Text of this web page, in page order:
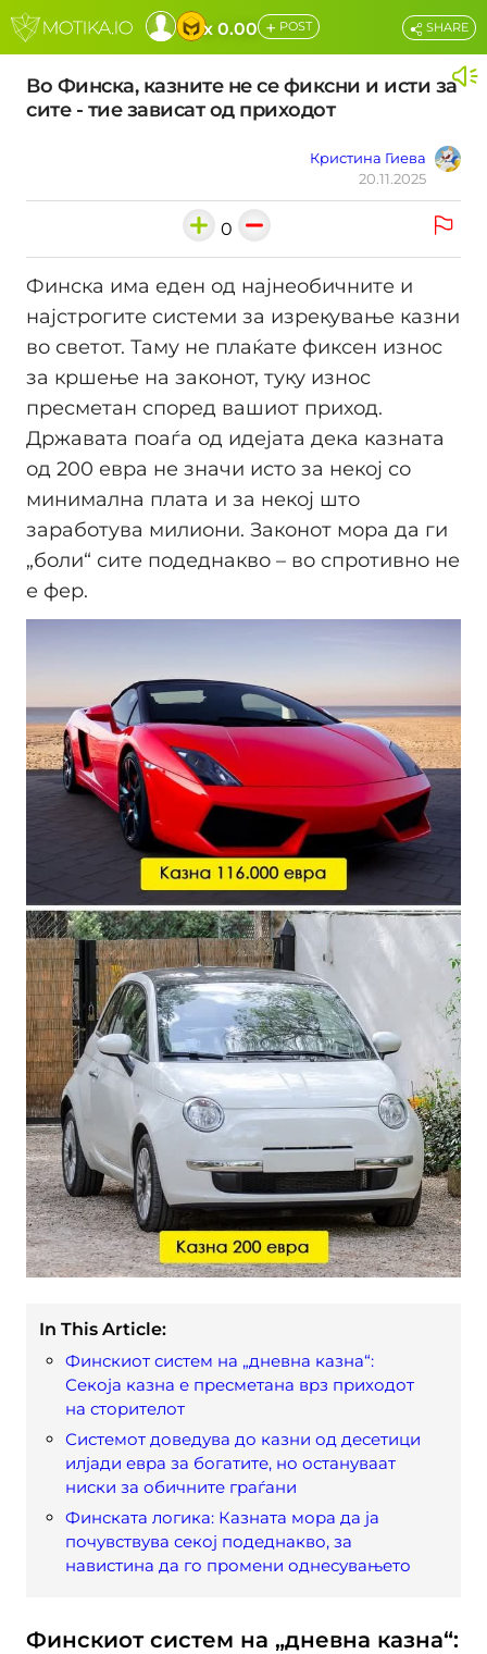
x 0.00 + POST
Во Финска, казните не се фиксни и исти за
сите - тие зависат од приходот
Кристина Гиева
20.11.2025
SHARE
0
Финска има еден од најнеобичните и
најстрогите системи за изрекување казни
во светот. Таму не плаќате фиксен износ
за кршење на законот, туку износ
пресметан според вашиот приход.
Државата поаѓа од идејата дека казната
од 200 евра не значи исто за некој со
минимална плата и за некој што
заработува милиони. Законот мора да ги
„боли“ сите подеднакво – во спротивно не
е фер.
In This Article:
Финскиот систем на „дневна казна“:
Секоја казна е пресметана врз приходот
на сторителот
Системот доведува до казни од десетици
илјади евра за богатите, но остануваат
ниски за обичните граѓани
Финската логика: Казната мора да ја
почувствува секој подеднакво, за
навистина да го промени однесувањето
Финскиот систем на „дневна казна“: